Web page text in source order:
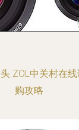
ZOL中关村在
购攻略